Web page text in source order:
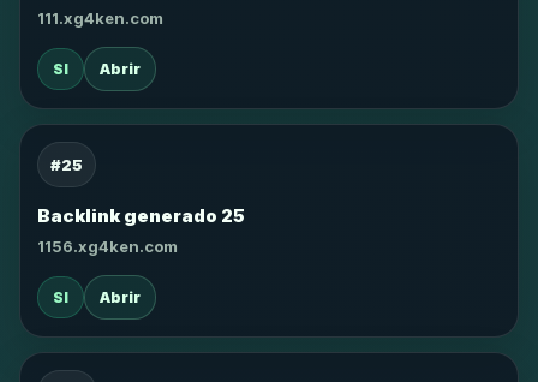
111.xg4ken.com
SI Abrir
#25
Backlink generado 25
1156.xg4ken.com
SI Abrir